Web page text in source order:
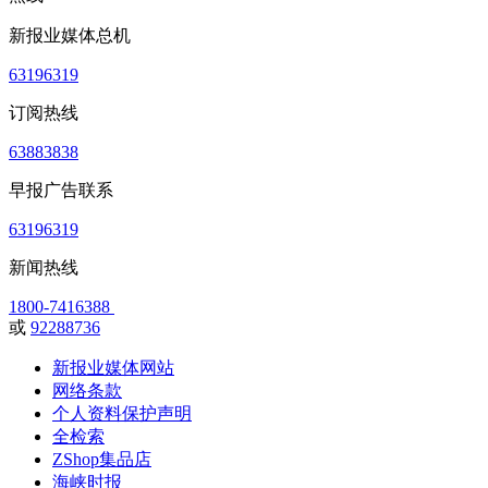
新报业媒体总机
63196319
订阅热线
63883838
早报广告联系
63196319
新闻热线
1800-7416388
或 92288736
新报业媒体网站
网络条款
个人资料保护声明
全检索
ZShop集品店
海峡时报